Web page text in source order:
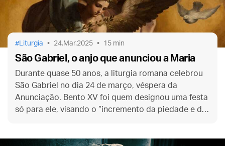
Liturgia 24.Mar.2025 15 min
São Gabriel, o anjo que anunciou a Maria
Durante quase 50 anos, a liturgia romana celebrou
São Gabriel no dia 24 de março, véspera da
Anunciação. Bento XV foi quem designou uma festa
só para ele, visando o “incremento da piedade e da